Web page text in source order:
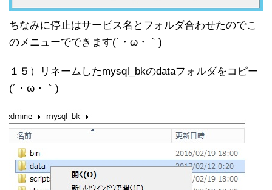
ちなみに停止はサービス名とフォルダ合わせたのでこ
のメニューでできます(´・ω・｀)
１５）リネームしたmysql_bkのdataフォルダをコピー
(´・ω・｀)